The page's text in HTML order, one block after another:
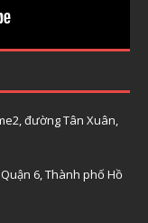
đường Tân Xuân,
6, Thành phố Hồ